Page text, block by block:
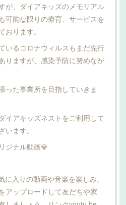
が、ダイアキッズのメモリアル
可能な限りの療育、サービスを
ります。
いるコロナウィルスもまだ先行
りますが、感染予防に努めなが
った事業所を目指していきま
イアキッズネストをご利用して
います。
ジナル動画💎
入りの動画や音楽を楽しみ、
アップロードして友だちや家